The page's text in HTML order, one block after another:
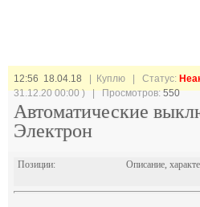
12:56 18.04.18 | Куплю | Статус:
31.12.20 00:00 ) | Просмотров:550
Автоматические
Электрон
Позиции: Описание,